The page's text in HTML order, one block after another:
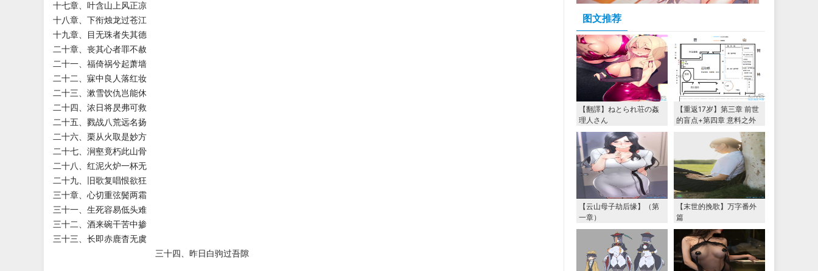
十七章、叶含山上风正凉
十八章、下衔烛龙过苍江
十九章、目无珠者失其德
二十章、丧其心者罪不赦
二十一、福倚祸兮起萧墙
二十二、寐中良人落红妆
二十三、漱雪饮仇岂能休
二十四、浓日将昃弗可救
二十五、戮战八荒远名扬
二十六、栗从火取是妙方
二十七、涧壑竟朽此山骨
二十八、红泥火炉一杯无
二十九、旧歌复唱恨欲狂
三十章、心切重弦鬓两霜
三十一、生死容易低头难
三十二、酒来碗干苦中掺
三十三、长即赤鹿杳无虞
三十四、昨日白驹过吾隙
图文推荐
【翻譯】ねとられ荘の姦
理人さん
【重返17岁】第三章 前世
的盲点+第四章 意料之外
的相认+番外篇（本文为女
主第一视角，两万字更
【云山母子劫后缘】（第
一章）
【末世的挽歌】万字番外
篇